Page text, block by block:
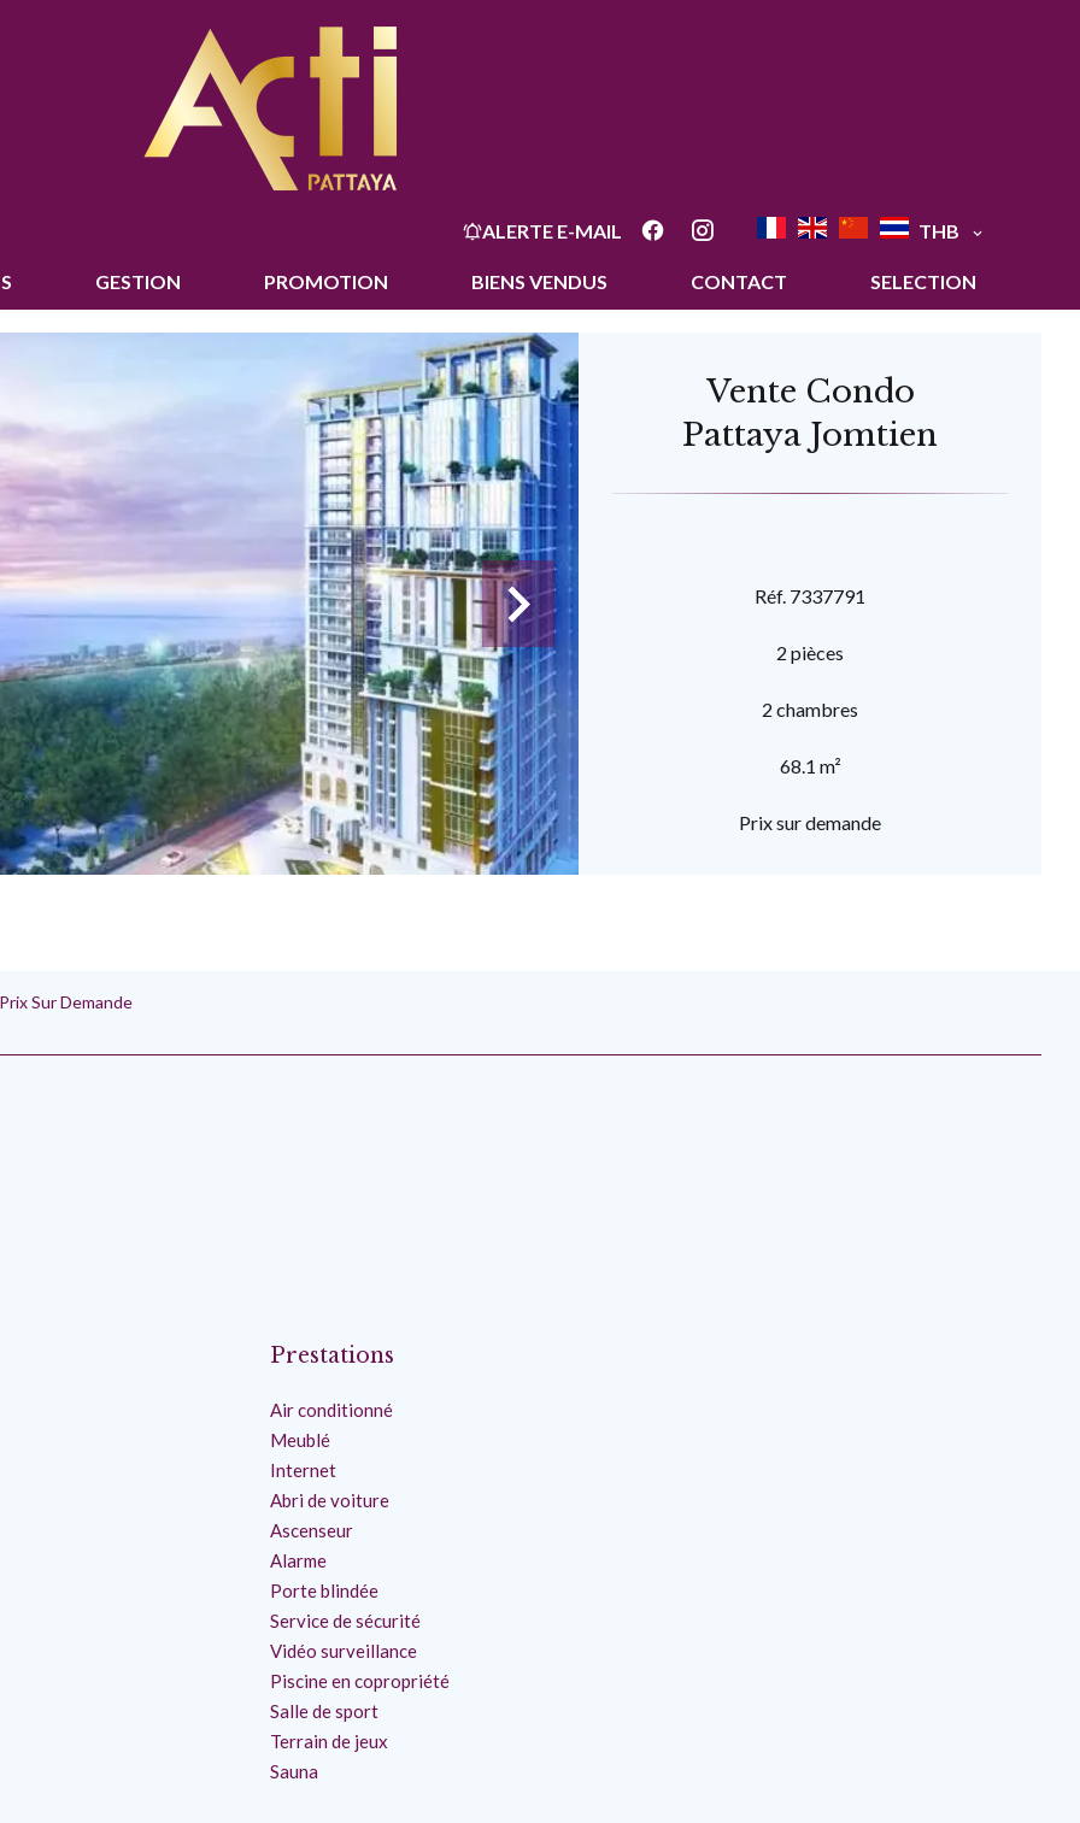
ALERTE E-MAIL THB
GESTION PROMOTION BIENS VENDUS CONTACT SELECTION
Vente Condo
Pattaya Jomtien
Réf. 7337791
2 pièces
2 chambres
68.1 m²
Prix sur demande
Sur Demande
Prestations
Air conditionné
Meublé
Internet
Abri de voiture
Ascenseur
Alarme
Porte blindée
Service de sécurité
Vidéo surveillance
Piscine en copropriété
Salle de sport
Terrain de jeux
Sauna